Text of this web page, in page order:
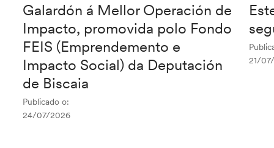
Galardón á Mellor Operación de
Impacto, promovida polo Fondo
FEIS (Emprendemento e
Impacto Social) da Deputación
de Biscaia
Publicado o:
24/07/2026
21/